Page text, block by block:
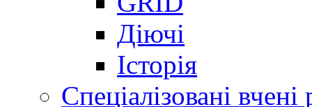
Діючі
Історія
Спеціалізовані вчені